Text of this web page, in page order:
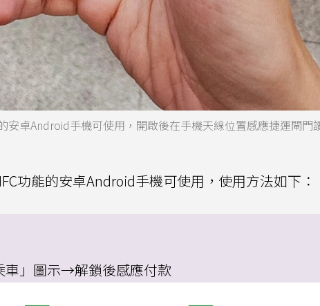
安卓Android手機可使用，開啟後在手機天線位置感應捷運閘門
功能的安卓Android手機可使用，使用方法如下：
車」圖示→解鎖後感應付款